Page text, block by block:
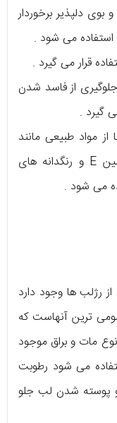
بوی دلپذیر برخوردار
استفاده می شود .
قرار می گیرد .
از فاسد شدن
گیرد .
از مواد طبیعی مانند
روغن جوجوبا ، روغن آفتابگردان و ویتامین E و رنگدانه های
می شود .
رژلب ها وجود دارد
ترین آنهاست که
مات و براق موجود
می شود رطوبت
پوسته شدن لب جلو